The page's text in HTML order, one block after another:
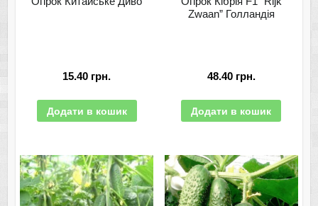
15.40 грн.
Додати в кошик
Zwaan” Голландія
48.40 грн.
Додати в кошик